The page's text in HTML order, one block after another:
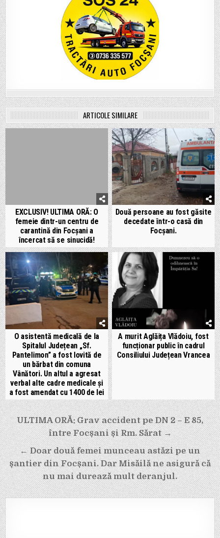
ARTICOLE SIMILARE
EXCLUSIV! ULTIMA ORĂ: O
femeie dintr-un centru de
carantină din Focșani a
încercat să se sinucidă!
Două persoane au fost găsite
decedate într-o casă din
Focșani.
O asistentă medicală de la
Spitalul Județean „Sf.
Pantelimon” a fost lovită de
un bărbat din comuna
Vânători. Un altul a agresat
verbal alte cadre medicale și
a fost amendat cu 1400 de lei
A murit Aglăița Vlădoiu, fost
funcționar public în cadrul
Consiliului Județean Vrancea
Navigare
în
articole
ULTIMA ORĂ: Grav accident pe DN 2 – E 85,
între Focșani și Rm. Sărat →
← Doar două femei munceau astăzi pe un
șantier din Focșani. Dar Misăilă ne asigură că
nu mai durează mult deranjul.